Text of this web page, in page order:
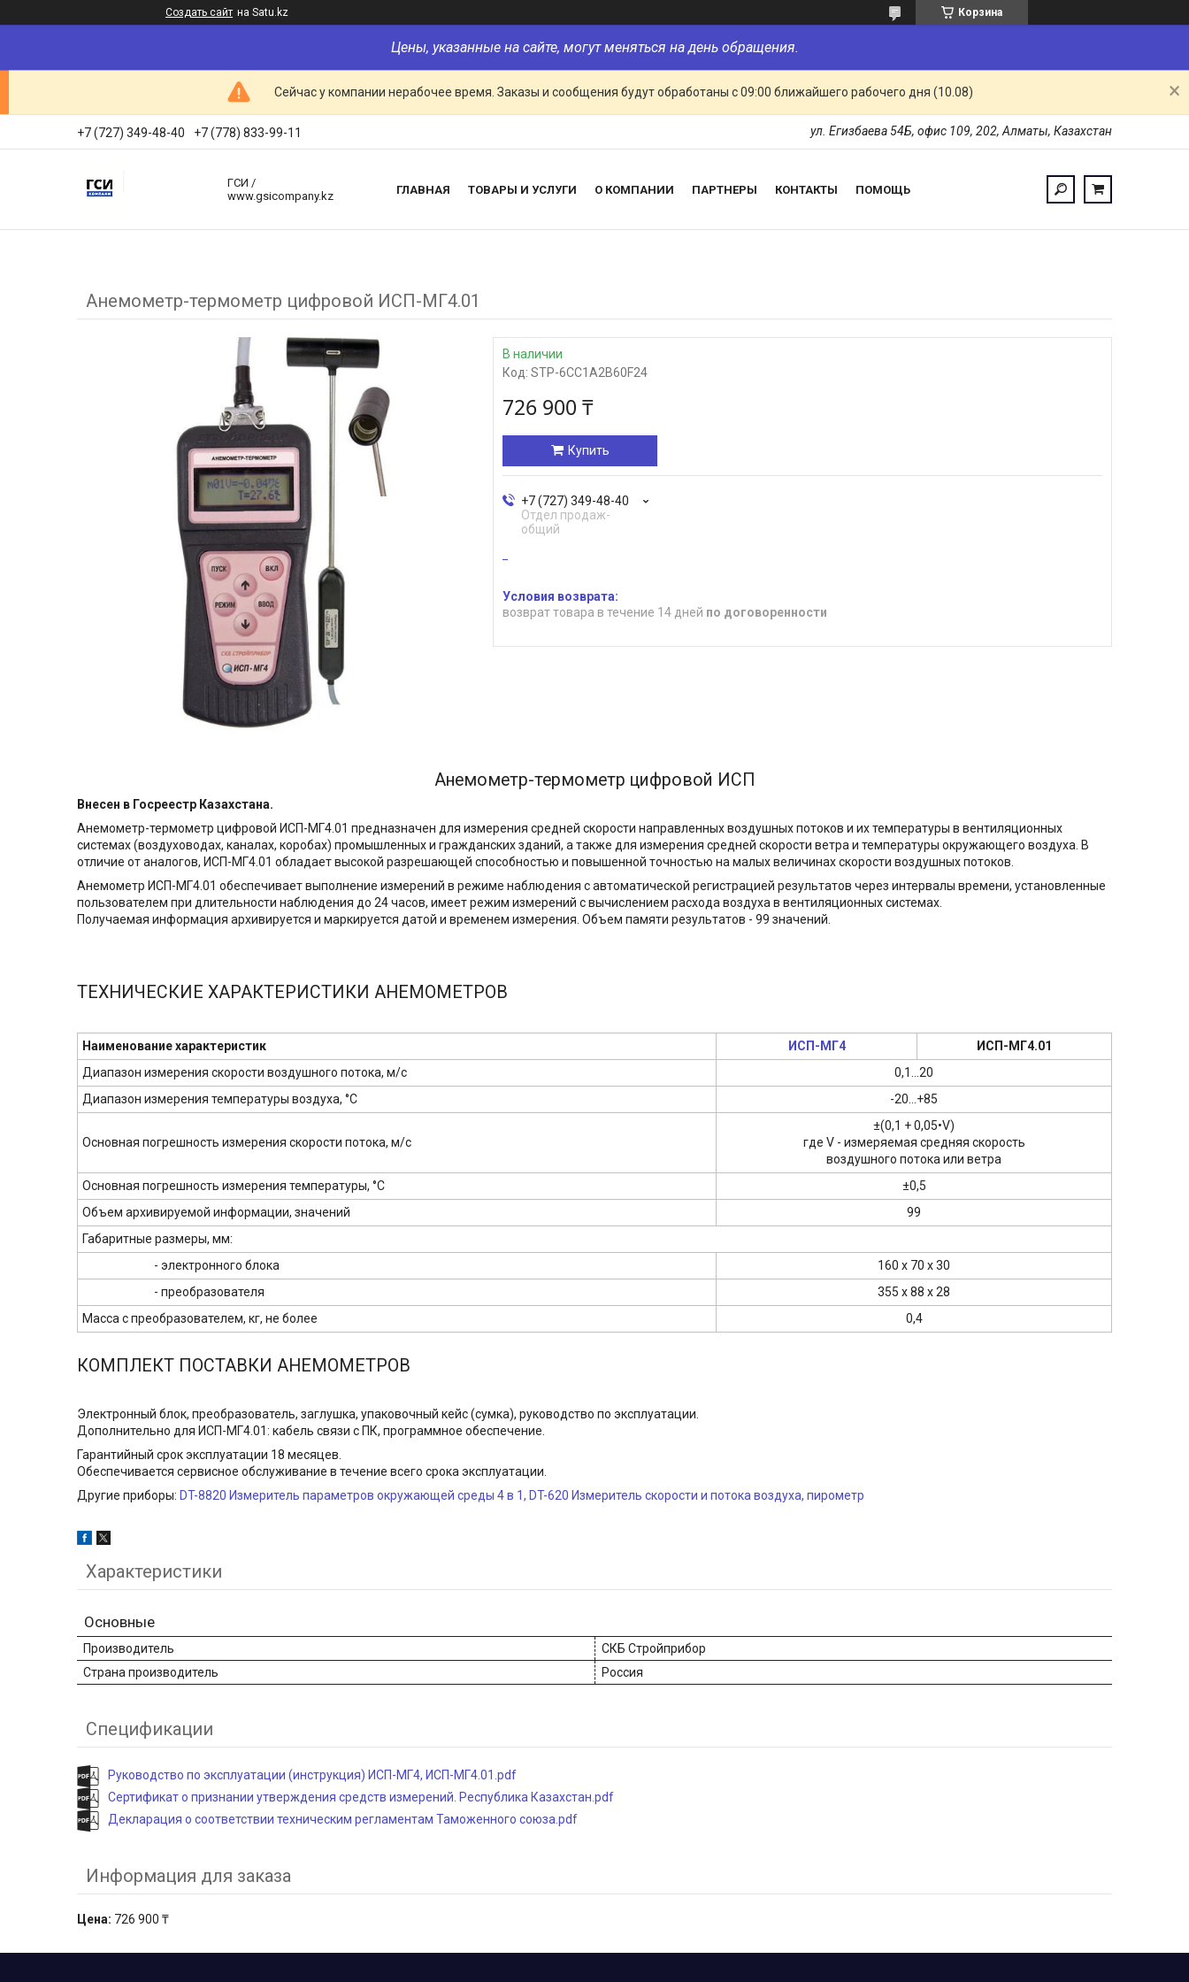
Создать сайт на Satu.kz Корзина
Цены, указанные на сайте, могут меняться на день обращения.
Сейчас у компании нерабочее время. Заказы и сообщения будут обработаны с 09:00 ближайшего рабочего дня (10.08)
+7 (727) 349-48-40 +7 (778) 833-99-11 ул. Егизбаева 54Б, офис 109, 202, Алматы, Казахстан
ГСИ /
www.gsicompany.kz
ГЛАВНАЯ ТОВАРЫ И УСЛУГИ О КОМПАНИИ ПАРТНЕРЫ КОНТАКТЫ ПОМОЩЬ
Анемометр-термометр цифровой ИСП-МГ4.01
В наличии
Код: STP-6CC1A2B60F24
726 900 ₸
Купить
+7 (727) 349-48-40
Отдел продаж-
общий
возврат товара в течение 14 дней по договоренности
Анемометр-термометр цифровой ИСП
Внесен в Госреестр Казахстана.
Анемометр-термометр цифровой ИСП-МГ4.01 предназначен для измерения средней скорости направленных воздушных потоков и их температуры в вентиляционных
системах (воздуховодах, каналах, коробах) промышленных и гражданских зданий, а также для измерения средней скорости ветра и температуры окружающего воздуха. В
отличие от аналогов, ИСП-МГ4.01 обладает высокой разрешающей способностью и повышенной точностью на малых величинах скорости воздушных потоков.
Анемометр ИСП-МГ4.01 обеспечивает выполнение измерений в режиме наблюдения с автоматической регистрацией результатов через интервалы времени, установленные
пользователем при длительности наблюдения до 24 часов, имеет режим измерений с вычислением расхода воздуха в вентиляционных системах.
Получаемая информация архивируется и маркируется датой и временем измерения. Объем памяти результатов - 99 значений.
ТЕХНИЧЕСКИЕ ХАРАКТЕРИСТИКИ АНЕМОМЕТРОВ
Наименование характеристик ИСП-МГ4
ИСП-МГ4.01
Диапазон измерения скорости воздушного потока, м/с
0,1...20
Диапазон измерения температуры воздуха, °С
-20...+85
Основная погрешность измерения скорости потока, м/с
±(0,1 + 0,05•V)
где V - измеряемая средняя скорость
воздушного потока или ветра
Основная погрешность измерения температуры, °С
±0,5
Объем архивируемой информации, значений
99
Габаритные размеры, мм:
- электронного блока
160 х 70 х 30
- преобразователя
355 x 88 x 28
Масса с преобразователем, кг, не более
0,4
КОМПЛЕКТ ПОСТАВКИ АНЕМОМЕТРОВ
Электронный блок, преобразователь, заглушка, упаковочный кейс (сумка), руководство по эксплуатации.
Дополнительно для ИСП-МГ4.01: кабель связи с ПК, программное обеспечение.
Гарантийный срок эксплуатации 18 месяцев.
Обеспечивается сервисное обслуживание в течение всего срока эксплуатации.
Другие приборы: DT-8820 Измеритель параметров окружающей среды 4 в 1, DT-620 Измеритель скорости и потока воздуха, пирометр
Характеристики
Основные
Производитель
СКБ Стройприбор
Страна производитель
Россия
Спецификации
Руководство по эксплуатации (инструкция) ИСП-МГ4, ИСП-МГ4.01.pdf
Сертификат о признании утверждения средств измерений. Республика Казахстан.pdf
Декларация о соответствии техническим регламентам Таможенного союза.pdf
Информация для заказа
Цена: 726 900 ₸